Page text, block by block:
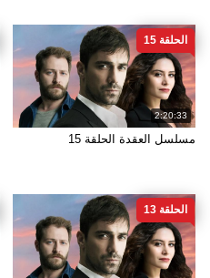
2:20:33
الحلقة 15
مسلسل العقدة الحلقة 15
الحلقة 13